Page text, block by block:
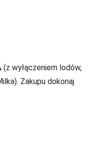
(z wyłączeniem lodów,
Zakupu dokonaj